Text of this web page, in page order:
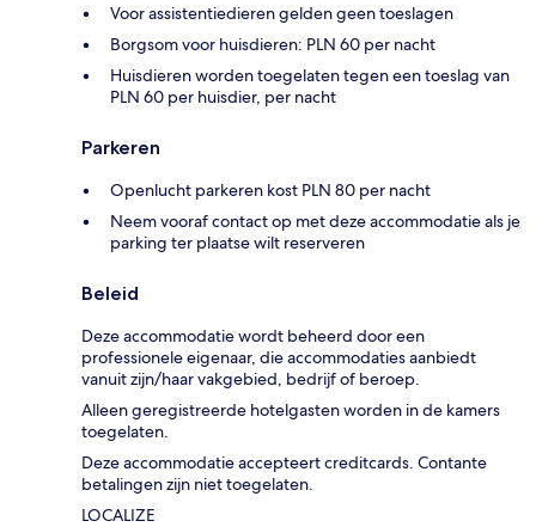
Voor assistentiedieren gelden geen toeslagen
Borgsom voor huisdieren: PLN 60 per nacht
Huisdieren worden toegelaten tegen een toeslag van
PLN 60 per huisdier, per nacht
Parkeren
Openlucht parkeren kost PLN 80 per nacht
Neem vooraf contact op met deze accommodatie als je
parking ter plaatse wilt reserveren
Beleid
Deze accommodatie wordt beheerd door een
professionele eigenaar, die accommodaties aanbiedt
vanuit zijn/haar vakgebied, bedrijf of beroep.
Alleen geregistreerde hotelgasten worden in de kamers
toegelaten.
Deze accommodatie accepteert creditcards. Contante
betalingen zijn niet toegelaten.
LOCALIZE